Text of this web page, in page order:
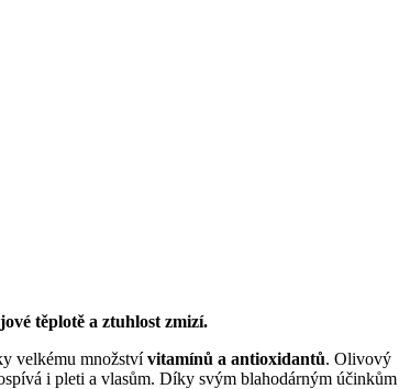
těplotě a ztuhlost zmizí.
velkému množstvívitamínů a antioxidantů. Olivový
i pleti a vlasům. Díky svým blahodárným účinkům